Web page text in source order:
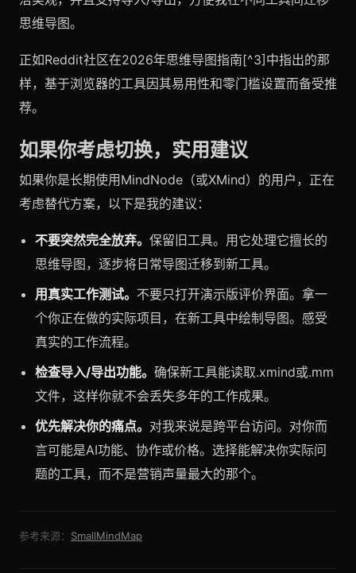
思维导图。
正如Reddit社区在2026年思维导图指南[^3]中指出的那
样，基于浏览器的工具因其易用性和零门槛设置而备受推
荐。
如果你考虑切换，实用建议
如果你是长期使用MindNode（或XMind）的用户，正在
考虑替代方案，以下是我的建议：
不要突然完全放弃。 保留旧工具。用它处理它擅长的
思维导图，逐步将日常导图迁移到新工具。
用真实工作测试。 不要只打开演示版评价界面。拿一
个你正在做的实际项目，在新工具中绘制导图。感受
真实的工作流程。
检查导入/导出功能。 确保新工具能读取.xmind或.mm
文件，这样你就不会丢失多年的工作成果。
优先解决你的痛点。 对我来说是跨平台访问。对你而
言可能是AI功能、协作或价格。选择能解决你实际问
题的工具，而不是营销声量最大的那个。
参考来源： SmallMindMap